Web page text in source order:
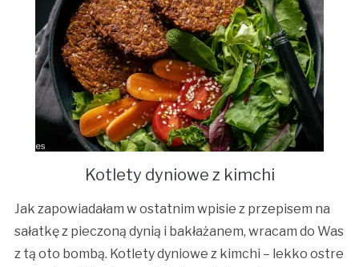
Kotlety dyniowe z kimchi
Jak zapowiadałam w ostatnim wpisie z przepisem na
sałatkę z pieczoną dynią i bakłażanem, wracam do Was
z tą oto bombą. Kotlety dyniowe z kimchi – lekko ostre